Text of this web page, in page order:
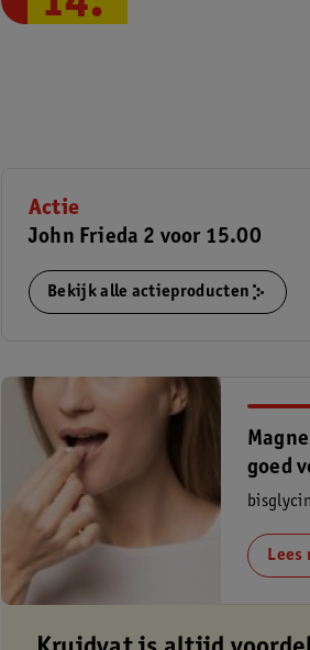
Actie
John Frieda 2 voor 15.00
Bekijk alle actieproducten
goed
Lees